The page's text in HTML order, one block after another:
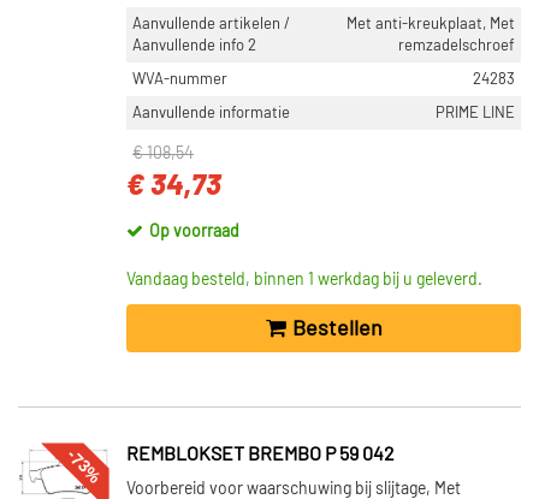
Aanvullende artikelen /
Aanvullende info 2
Met anti-kreukplaat, Met
remzadelschroef
WVA-nummer
24283
Aanvullende informatie
PRIME LINE
€ 108,54
€ 34,73
Op voorraad
Vandaag besteld, binnen 1 werkdag bij u geleverd.
Bestellen
-73% REMBLOKSET BREMBO P 59 042
Voorbereid voor waarschuwing bij slijtage, Met